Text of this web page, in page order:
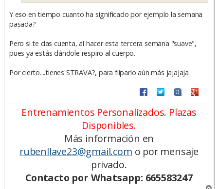
Y eso en tiempo cuanto ha significado por ejemplo la semana
pasada?
Pero si te das cuenta, al hacer esta tercera semana "suave",
pues ya estás dándole respiro al cuerpo.
Por cierto....tienes STRAVA?, para fliparlo aún más jajajaja
Entrenamientos Personalizados. Plazas
Disponibles.
Más información en
rubenllave23@gmail.com o por mensaje
privado.
Contacto por Whatsapp: 665583247